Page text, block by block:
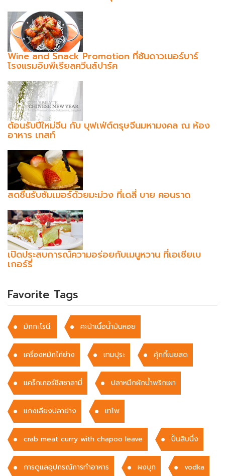
Wine and Snack Promotion ที่ซันดาวเนอร์บาร์
โรงแรมอิมพีเรียลควีนส์ปาร์ค
ต้อนรับปีใหม่จีน กับ บุฟเฟ่ต์ตรุษจีนมหามงคล ณ ห้อง
อาหาร เทสท์
สดชื่นรับซัมเมอร์ด้วยมะม่วง ที่เดลี่ บาย คอนราด
เปิดประสบการณ์ความอร่อยกับเมนูหวาน ที่เอเชียเบ
เกอร์รี่
Favorite Tags
มักกะโรนี. คะน้าเนื้อน้ำมันหอย
เครื่องหมักไก่ย่าง เทมปุระ คุ้กกี้เนยสด
แคร็กเกอร์ชีสซาลามี่ ปลาหมึกผักน้ำพริกเผา
แกงเลียงปลาย่าง เทโพ
crab meat curry with chapoo leave ปั้นสิบนึ่ง
การดูแลอุปกรณ์การทำอาหาร ผงบุก vodka